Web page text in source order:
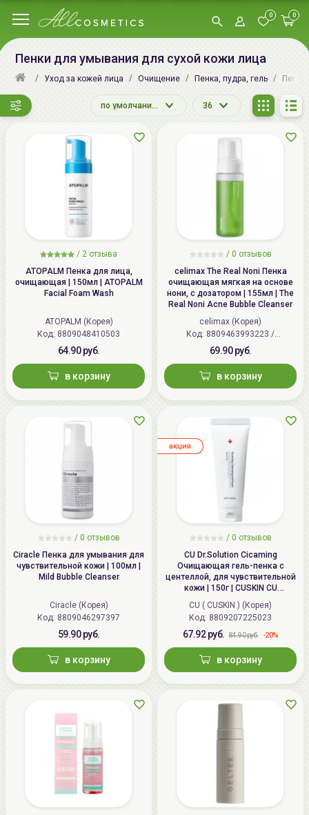
0 0
Пенки для умывания для сухой кожи лица
Уход за кожей лица Очищение Пенка, пудра, гель
по умолчанию 36
/ 2 отзыва
ATOPALM Пенка для лица,
очищающая | 150мл | ATOPALM
Facial Foam Wash
ATOPALM (Корея)
Код: 8809048410503
64.90 руб.
в корзину
/ 0 отзывов
celimax The Real Noni Пенка
очищающая мягкая на основе
нони, с дозатором | 155мл | The
Real Noni Acne Bubble Cleanser
celimax (Корея)
Код: 8809463993223 /
8809541379468
69.90 руб.
в корзину
/ 0 отзывов
Ciracle Пенка для умывания для
чувствительной кожи | 100мл |
Mild Bubble Cleanser
Ciracle (Корея)
Код: 8809046297397
59.90 руб.
в корзину
/ 0 отзывов
CU Dr.Solution Cicaming
Очищающая гель-пенка с
центеллой, для чувствительной
кожи | 150г | CUSKIN CU
Dr.Solution Cicaming Cleansing
Gel Foam
CU ( CUSKIN ) (Корея)
Код: 8809207225023
67.92 руб. 84.90 руб. -20%
в корзину
aкция